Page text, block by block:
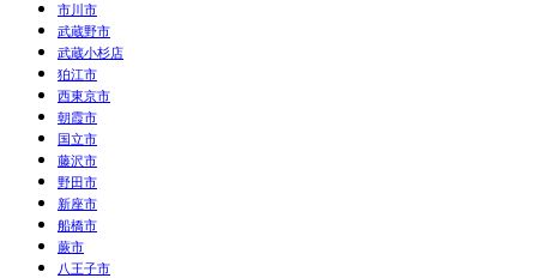
市川市
武蔵野市
武蔵小杉店
狛江市
西東京市
朝霞市
国立市
藤沢市
野田市
新座市
船橋市
蕨市
八王子市